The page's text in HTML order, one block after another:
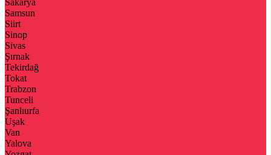
Sakarya
Samsun
Siirt
Sinop
Sivas
Şırnak
Tekirdağ
Tokat
Trabzon
Tunceli
Şanlıurfa
Uşak
Van
Yalova